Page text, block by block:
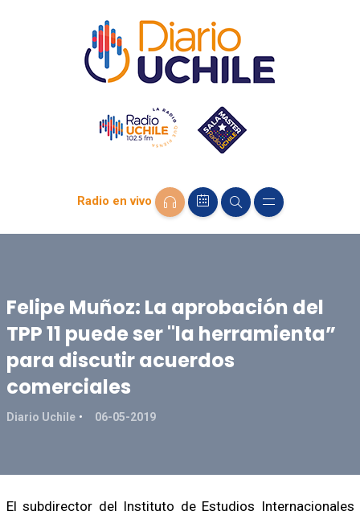
Radio en vivo
Felipe Muñoz: La aprobación del
TPP 11 puede ser "la herramienta”
para discutir acuerdos
comerciales
Diario Uchile 06-05-2019
El subdirector del Instituto de Estudios Internacionales